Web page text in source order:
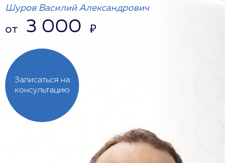
Записаться на
консультацию
Шуров Василий Александрович
от 3 000 ₽